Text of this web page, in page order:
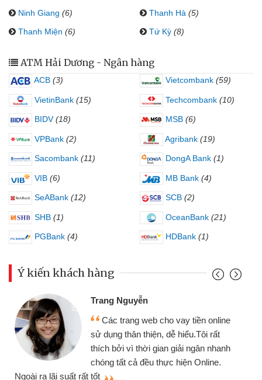
Ninh Giang (6) Thanh Hà (5)
Thanh Miện (6) Tứ Kỳ (8)
ATM Hải Dương - Ngân hàng
ACB (3) Vietcombank (59)
VietinBank (15) Techcombank (10)
BIDV (18) MSB (6)
VPBank (2) Agribank (19)
Sacombank (11) DongA Bank (1)
VIB (6) MB Bank (4)
SeABank (12) SCB (2)
SHB (1) OceanBank (21)
PGBank (4) HDBank (1)
Ý kiến khách hàng
Trang Nguyễn
Các trang web cho vay tiền online
sử dụng thân thiện, dễ hiểu.Tôi rất
thích bởi vì thời gian giải ngân nhanh
chóng tất cả đều thực hiện Online.
Ngoài ra lãi suất rất tốt